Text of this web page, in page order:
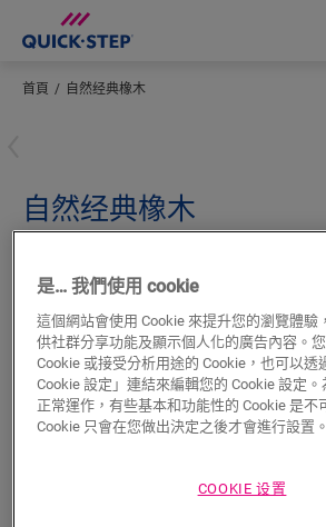
首頁 自然经典橡木
自然经典橡木
美麗飾面
與地板顏色搭配
抗刮表層
搜尋
是… 我們使用 cookie
這個網站會使用 Cookie 來提升您的瀏覽體驗
供社群分享功能及顯示個人化的廣告內容。
Cookie 或接受分析用途的 Cookie，也可以透
Cookie 設定」連結來編輯您的 Cookie 設定
正常運作，有些基本和功能性的 Cookie 是不
Cookie 只會在您做出決定之後才會進行設置。
COOKIE 设置